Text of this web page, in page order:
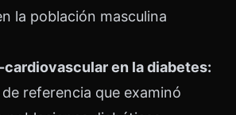
la población masculina
cardiovascular en la diabetes:
referencia que examinó